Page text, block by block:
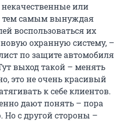
или
тем самым вынуждая
воспользоваться их
охранную систему, –
по защите автомобиля
выход такой – менять
это не очень красивый
к себе клиентов.
дают понять – пора
с другой стороны –